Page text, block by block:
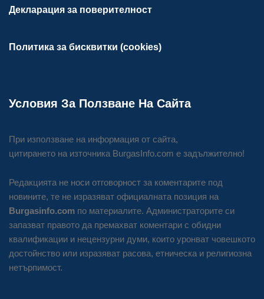
Декларация за поверителност
Политика за бисквитки (cookies)
Условия За Ползване На Сайта
При използване на информация от сайта,
цитирането на източника BurgasInfo.com е задължително!
Редакцията не носи отговорност за коментарите под
новините, те не изразяват официалната позиция на
Burgasinfo.com по материалите. Администраторите си
запазват правото да премахват коментари с обидни
квалификации и нецензурни думи, които уронват човешкото
достойнство или изразяват расова, етническа и религиозна
нетърпимост.